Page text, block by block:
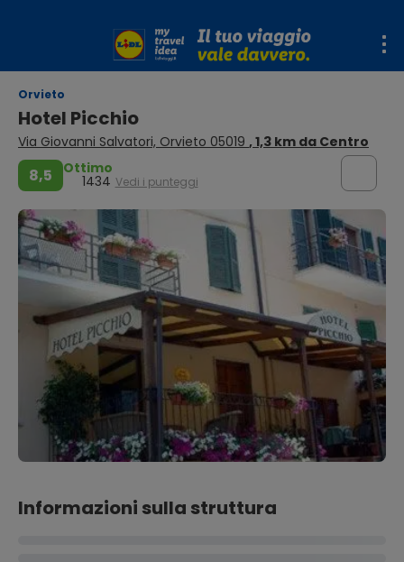
Orvieto
Hotel Picchio
Via Giovanni Salvatori, Orvieto 05019 , 1,3 km da Centro
8,5 Ottimo
1434 Vedi i punteggi
Informazioni sulla struttura